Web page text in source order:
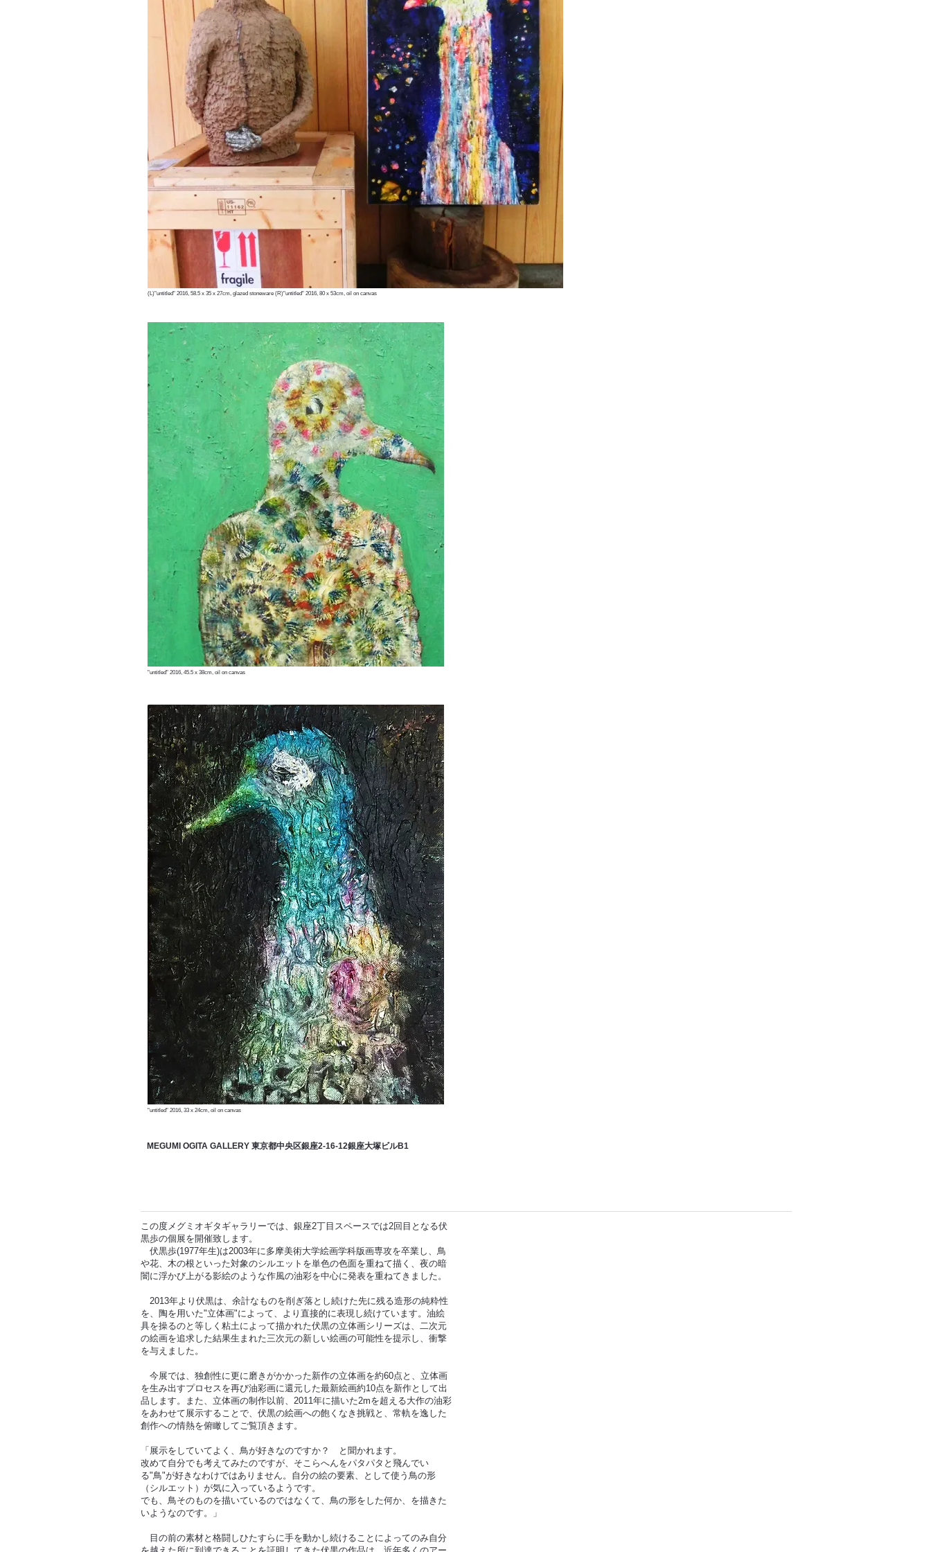
(L)"untitled" 2016, 58.5 x 35 x 27cm, glazed stoneware (R)"untitled" 2016, 80 x 53cm, oil on canvas
"untitled" 2016, 45.5 x 38cm, oil on canvas
"untitled" 2016, 33 x 24cm, oil on canvas
MEGUMI OGITA GALLERY 東京都中央区銀座2-16-12銀座大塚ビルB1
この度メグミオギタギャラリーでは、銀座2丁目スペースでは2回目となる伏
黒歩の個展を開催致します。
伏黒歩(1977年生)は2003年に多摩美術大学絵画学科版画専攻を卒業し、鳥
や花、木の根といった対象のシルエットを単色の色面を重ねて描く、夜の暗
闇に浮かび上がる影絵のような作風の油彩を中心に発表を重ねてきました。
2013年より伏黒は、余計なものを削ぎ落とし続けた先に残る造形の純粋性
を、陶を用いた"立体画"によって、より直接的に表現し続けています。油絵
具を操るのと等しく粘土によって描かれた伏黒の立体画シリーズは、二次元
の絵画を追求した結果生まれた三次元の新しい絵画の可能性を提示し、衝撃
を与えました。
今展では、独創性に更に磨きがかかった新作の立体画を約60点と、立体画
を生み出すプロセスを再び油彩画に還元した最新絵画約10点を新作として出
品します。また、立体画の制作以前、2011年に描いた2mを超える大作の油彩
をあわせて展示することで、伏黒の絵画への飽くなき挑戦と、常軌を逸した
創作への情熱を俯瞰してご覧頂きます。
「展示をしていてよく、鳥が好きなのですか？ と聞かれます。
改めて自分でも考えてみたのですが、そこらへんをパタパタと飛んでい
る"鳥"が好きなわけではありません。自分の絵の要素、として使う鳥の形
（シルエット）が気に入っているようです。
でも、鳥そのものを描いているのではなくて、鳥の形をした何か、を描きた
いようなのです。」
目の前の素材と格闘しひたすらに手を動かし続けることによってのみ自分